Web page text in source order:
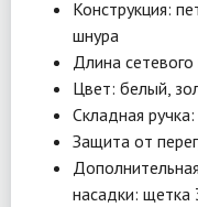
Конструкция:
шнура
Длина
Цвет: белый,
Складная
Защита от
насадки: